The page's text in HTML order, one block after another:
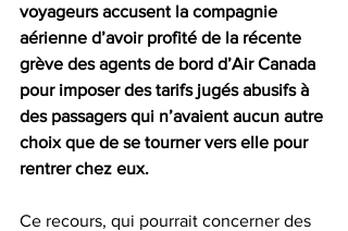
voyageurs accusent la compagnie
aérienne d’avoir profité de la récente
grève des agents de bord d’Air Canada
pour imposer des tarifs jugés abusifs à
des passagers qui n’avaient aucun autre
choix que de se tourner vers elle pour
rentrer chez eux.
Ce recours, qui pourrait concerner des